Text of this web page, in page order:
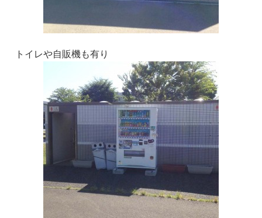
トイレや自販機も有り